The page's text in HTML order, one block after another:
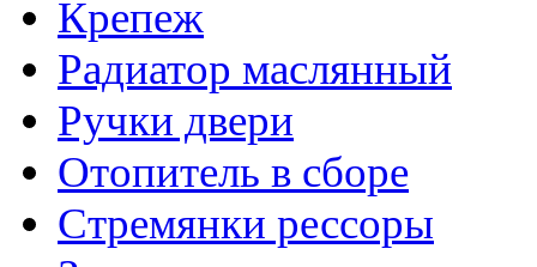
Крепеж
Радиатор маслянный
Ручки двери
Отопитель в сборе
Стремянки рессоры